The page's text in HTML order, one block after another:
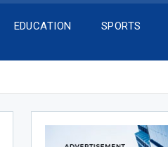
EDUCATION
SPORTS